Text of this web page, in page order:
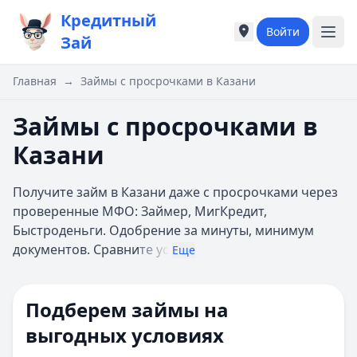
Кредитный
Зай
Города России
Москва
Казань
Б
Барнаул
Белгород
Города России
Москва
Казань
Б
Барнаул
Белгород
Войти
Главная → Займы с просрочками в Казани
Займы с просрочками в
Казани
Получите займ в Казани даже с просрочками через
проверенные МФО: Займер, МигКредит,
Быстроденьги. Одобрение за минуты, минимум
документов. Сравните ус Еще
Подберем займы на
выгодных условиях